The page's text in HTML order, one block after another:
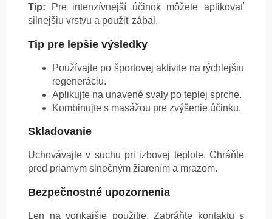
Tip: Pre intenzívnejší účinok môžete aplikovať
silnejšiu vrstvu a použiť zábal.
Tip pre lepšie výsledky
Používajte po športovej aktivite na rýchlejšiu
regeneráciu.
Aplikujte na unavené svaly po teplej sprche.
Kombinujte s masážou pre zvýšenie účinku.
Skladovanie
Uchovávajte v suchu pri izbovej teplote. Chráňte
pred priamym slnečným žiarením a mrazom.
Bezpečnostné upozornenia
Len na vonkajšie použitie. Zabráňte kontaktu s